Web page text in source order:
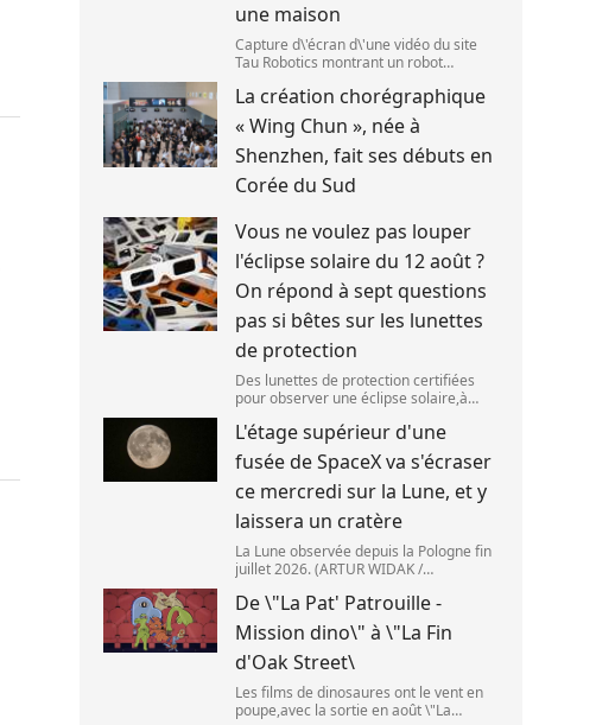
une maison
Capture d\'écran d\'une vidéo du site
Tau Robotics montrant un robot
cuisine. (Tau Robotics)
La création chorégraphique
« Wing Chun », née à
Shenzhen, fait ses débuts en
Corée du Sud
Vous ne voulez pas louper
l'éclipse solaire du 12 août ?
On répond à sept questions
pas si bêtes sur les lunettes
de protection
Des lunettes de protection certifiées
pour observer une éclipse solaire,à
2026. (JAIME REINA )
L'étage supérieur d'une
fusée de SpaceX va s'écraser
ce mercredi sur la Lune, et y
laissera un cratère
La Lune observée depuis la Pologne fin
juillet 2026. (ARTUR WIDAK /
fusée de SpaceX doit s\'écraser
accidentellement sur la Lune,mercredi
5 août. Cette coll
De \"La Pat' Patrouille -
Mission dino\" à \"La Fin
d'Oak Street\
Les films de dinosaures ont le vent en
poupe,avec la sortie en août \"La